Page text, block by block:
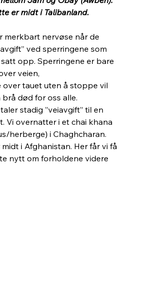
er midt i Talibanland.
merkbart nervøse når de
ved sperringene som
opp. Sperringene er bare
veien,
over tauet uten å stoppe vil
død for oss alle.
stadig ”veiavgift” til en
Vi overnatter i et chai khana
herberge) i Chaghcharan.
i Afghanistan. Her får vi få
nytt om forholdene videre